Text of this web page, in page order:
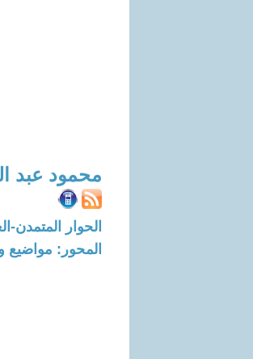
محمود عبد
الحوار المتمدن-العدد: 4788 - 2015 / 4
المحور: مواضيع